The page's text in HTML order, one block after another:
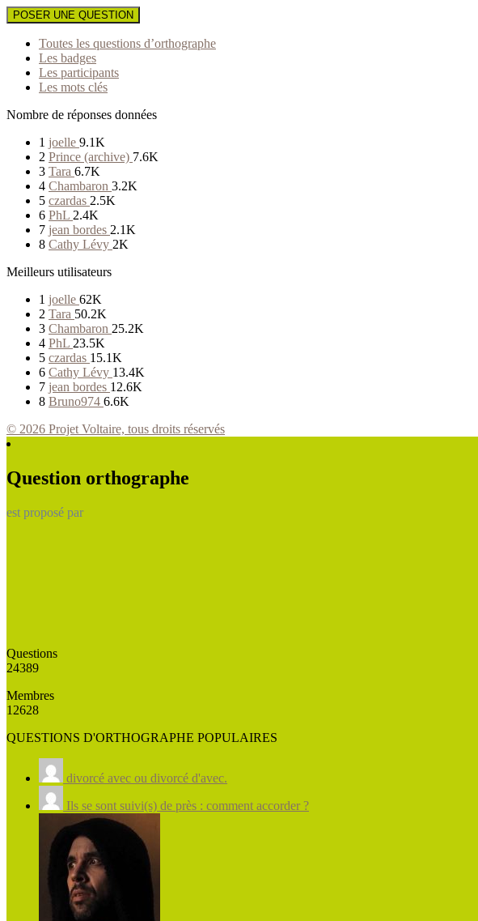
POSER UNE QUESTION
Toutes les questions d’orthographe
Les badges
Les participants
Les mots clés
Nombre de réponses données
1 joelle 9.1K
2 Prince (archive) 7.6K
3 Tara 6.7K
4 Chambaron 3.2K
5 czardas 2.5K
6 PhL 2.4K
7 jean bordes 2.1K
8 Cathy Lévy 2K
Meilleurs utilisateurs
1 joelle 62K
2 Tara 50.2K
3 Chambaron 25.2K
4 PhL 23.5K
5 czardas 15.1K
6 Cathy Lévy 13.4K
7 jean bordes 12.6K
8 Bruno974 6.6K
© 2026 Projet Voltaire, tous droits réservés
Question orthographe
est proposé par
Questions
24389
Membres
12628
QUESTIONS D'ORTHOGRAPHE POPULAIRES
divorcé avec ou divorcé d'avec.
Ils se sont suivi(s) de près : comment accorder ?